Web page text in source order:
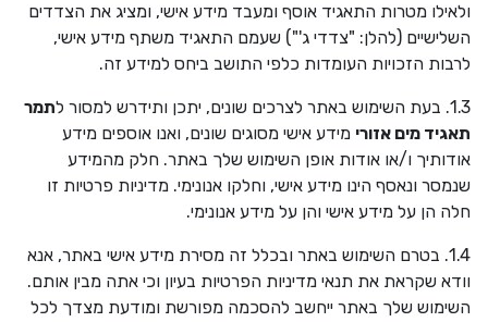
ולאילו מטרות התאגיד אוסף ומעבד מידע אישי, ומציג את הצדדים
השלישיים (להלן: "צדדי ג'") שעמם התאגיד משתף מידע אישי,
לרבות הזכויות העומדות כלפי התושב ביחס למידע זה.
1.3. בעת השימוש באתר לצרכים שונים, יתכן ותידרש למסור ל
תמר
תאגיד מים אזורי מידע אישי מסוגים שונים, ואנו אוספים מידע
אודותיך ו/או אודות אופן השימוש שלך באתר. חלק מהמידע
שנמסר ונאסף הינו מידע אישי, וחלקו אנונימי. מדיניות פרטיות זו
חלה הן על מידע אישי והן על מידע אנונימי.
1.4. בטרם השימוש באתר ובכלל זה מסירת מידע אישי באתר, אנא
וודא שקראת את תנאי מדיניות הפרטיות בעיון וכי אתה מבין אותם.
השימוש שלך באתר ייחשב להסכמה מפורשת ומודעת מצדך לכל